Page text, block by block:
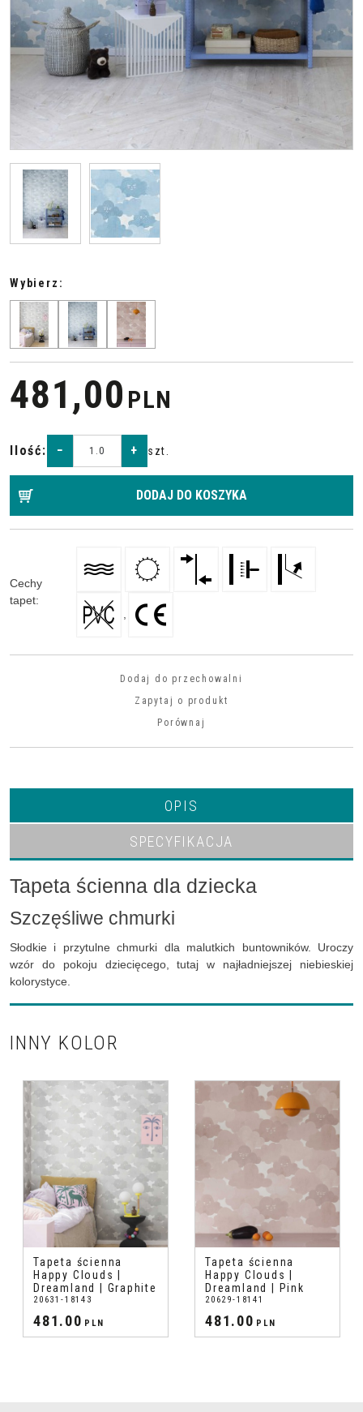
Wybierz:
481,00 PLN
Ilość: − + szt.
DODAJ DO KOSZYKA
Cechy
tapet:
Dodaj do przechowalni
Zapytaj o produkt
Porównaj
OPIS
SPECYFIKACJA
Tapeta ścienna dla dziecka
Szczęśliwe chmurki
Słodkie i przytulne chmurki dla malutkich buntowników. Uroczy
wzór do pokoju dziecięcego, tutaj w najładniejszej niebieskiej
kolorystyce.
INNY KOLOR
Tapeta ścienna
Happy Clouds |
Dreamland | Graphite
20631-18143
481.00 PLN
Tapeta ścienna
Happy Clouds |
Dreamland | Pink
20629-18141
481.00 PLN